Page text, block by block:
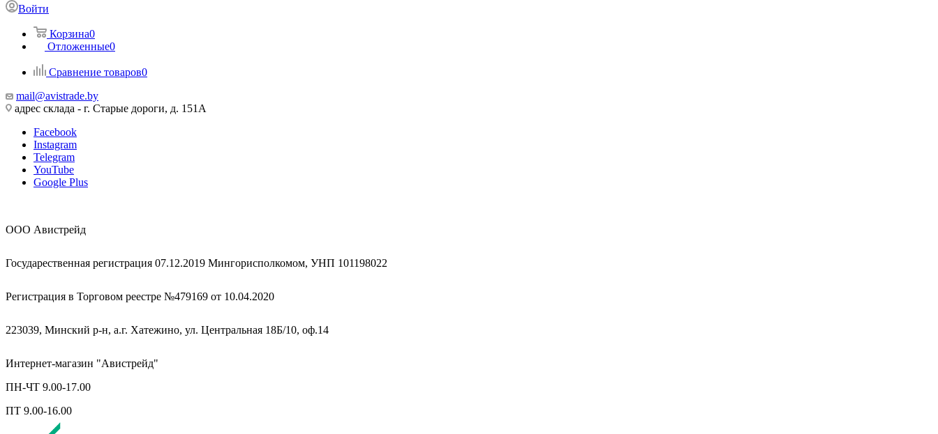
Войти
Корзина0
Отложенные0
Сравнение товаров0
mail@avistrade.by
адрес склада - г. Старые дороги, д. 151А
Facebook
Instagram
Telegram
YouTube
Google Plus
ООО Авистрейд
Государественная регистрация 07.12.2019 Мингорисполкомом, УНП 101198022
Регистрация в Торговом реестре №479169 от 10.04.2020
223039, Минский р-н, а.г. Хатежино, ул. Центральная 18Б/10, оф.14
Интернет-магазин "Авистрейд"
ПН-ЧТ 9.00-17.00
ПТ 9.00-16.00